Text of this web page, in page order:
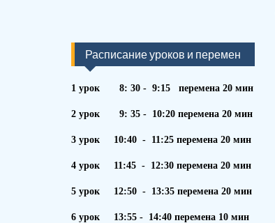
Расписание уроков и перемен
1 урок 8: 30 - 9:15 перемена 20 мин
2 урок 9: 35 - 10:20 перемена 20 мин
3 урок 10:40 - 11:25 перемена 20 мин
4 урок 11:45 - 12:30 перемена 20 мин
5 урок 12:50 - 13:35 перемена 20 мин
6 урок 13:55 - 14:40 перемена 10 мин